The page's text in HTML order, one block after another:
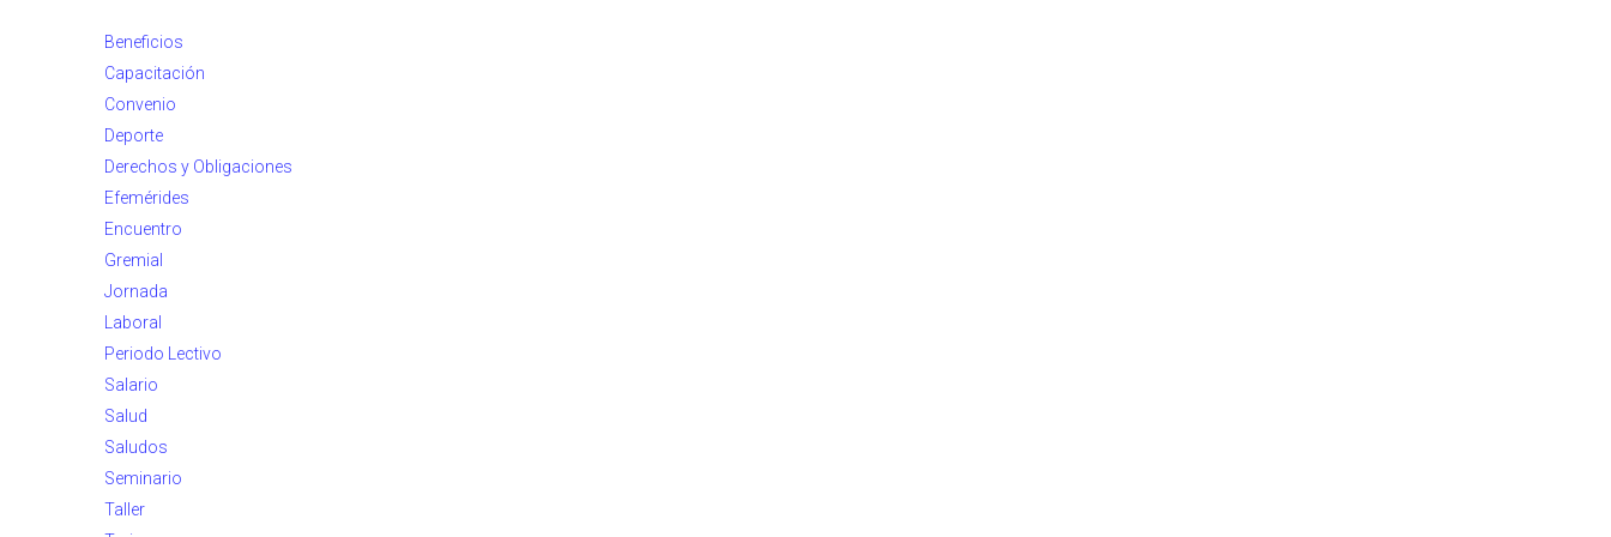
Beneficios
Capacitación
Convenio
Deporte
Derechos y Obligaciones
Efemérides
Encuentro
Gremial
Jornada
Laboral
Periodo Lectivo
Salario
Salud
Saludos
Seminario
Taller